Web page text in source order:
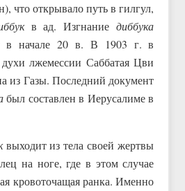
что открывало путь в гилгул,
в ад. Изгнаниедиббука
в начале 20 в. В 1903 г. в
духи лжемессии Саббатая Цви
из Газы. Последний документ
был составлен в Иерусалиме в
выходит из тела своей жертвы
на ноге, где в этом случае
кровоточащая ранка. Именно